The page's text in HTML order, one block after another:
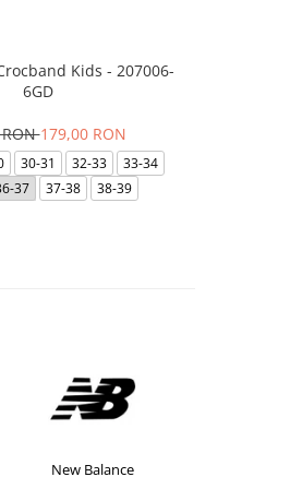
Kids - 207006-
6GD
179,00 RON
30-31 32-33
33-34
37 37-38 38-39
New Balance